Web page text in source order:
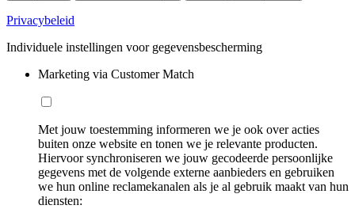
Privacybeleid
Individuele instellingen voor gegevensbescherming
Marketing via Customer Match
Met jouw toestemming informeren we je ook over acties
buiten onze website en tonen we je relevante producten.
Hiervoor synchroniseren we jouw gecodeerde persoonlijke
gegevens met de volgende externe aanbieders en gebruiken
we hun online reclamekanalen als je al gebruik maakt van hun
diensten: